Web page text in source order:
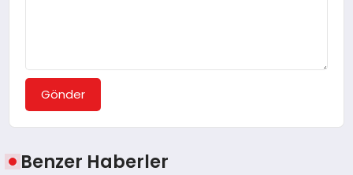
Gönder
Benzer Haberler